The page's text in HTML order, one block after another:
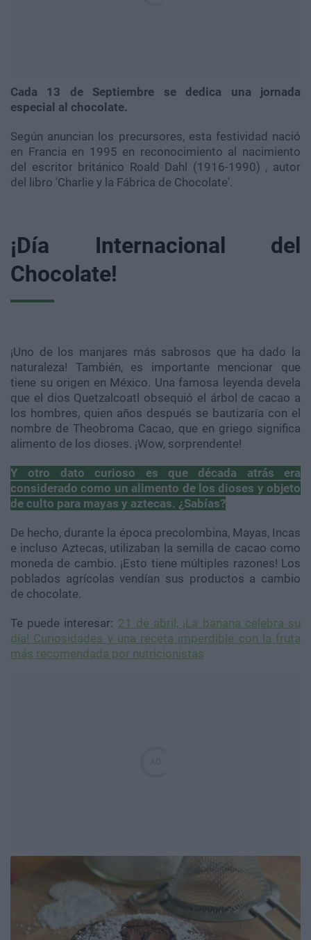
Cada 13 de Septiembre se dedica una jornada
especial al chocolate.
Según anuncian los precursores, esta festividad nació
en Francia en 1995 en reconocimiento al nacimiento
del escritor británico Roald Dahl (1916-1990) , autor
del libro 'Charlie y la Fábrica de Chocolate'.
¡Día Internacional del
Chocolate!
¡Uno de los manjares más sabrosos que ha dado la
naturaleza! También, es importante mencionar que
tiene su origen en México. Una famosa leyenda devela
que el dios Quetzalcoatl obsequió el árbol de cacao a
los hombres, quien años después se bautizaría con el
nombre de Theobroma Cacao, que en griego significa
alimento de los dioses. ¡Wow, sorprendente!
Y otro dato curioso es que década atrás era
considerado como un alimento de los dioses y objeto
de culto para mayas y aztecas. ¿Sabías?
De hecho, durante la época precolombina, Mayas, Incas
e incluso Aztecas, utilizaban la semilla de cacao como
moneda de cambio. ¡Esto tiene múltiples razones! Los
poblados agrícolas vendían sus productos a cambio
de chocolate.
Te puede interesar: 21 de abril, ¡La banana celebra su
día! Curiosidades y una receta imperdible con la fruta
más recomendada por nutricionistas